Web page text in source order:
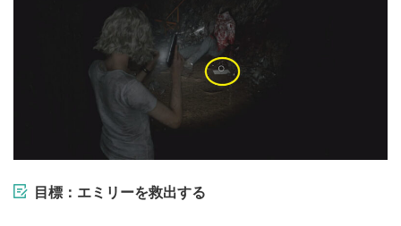
目標：エミリーを救出する